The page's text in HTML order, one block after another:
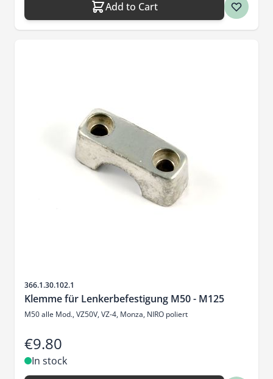
Add to Cart
Sku
366.1.30.102.1
Klemme für Lenkerbefestigung M50 - M125
M50 alle Mod., VZ50V, VZ-4, Monza, NIRO poliert
€9.80
In stock